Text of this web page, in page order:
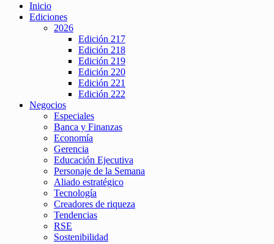
Inicio
Ediciones
2026
Edición 217
Edición 218
Edición 219
Edición 220
Edición 221
Edición 222
Negocios
Especiales
Banca y Finanzas
Economía
Gerencia
Educación Ejecutiva
Personaje de la Semana
Aliado estratégico
Tecnología
Creadores de riqueza
Tendencias
RSE
Sostenibilidad